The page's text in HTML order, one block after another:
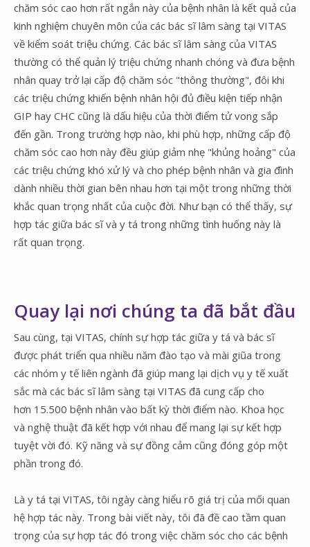
chăm sóc cao hơn rất ngắn này của bệnh nhân là kết quả của
kinh nghiệm chuyên môn của các bác sĩ lâm sàng tại VITAS
về kiểm soát triệu chứng. Các bác sĩ lâm sàng của VITAS
thường có thể quản lý triệu chứng nhanh chóng và đưa bệnh
nhân quay trở lại cấp độ chăm sóc "thông thường", đôi khi
các triệu chứng khiến bệnh nhân hội đủ điều kiện tiếp nhận
GIP hay CHC cũng là dấu hiệu của thời điểm tử vong sắp
đến gần. Trong trường hợp nào, khi phù hợp, những cấp độ
chăm sóc cao hơn này đều giúp giảm nhẹ "khủng hoảng" của
các triệu chứng khó xử lý và cho phép bệnh nhân và gia đình
dành nhiều thời gian bên nhau hơn tại một trong những thời
khắc quan trọng nhất của cuộc đời. Như bạn có thể thấy, sự
hợp tác giữa bác sĩ và y tá trong những tình huống này là
rất quan trọng.
Quay lại nơi chúng ta đã bắt đầu
Sau cùng, tại VITAS, chính sự hợp tác giữa y tá và bác sĩ
được phát triển qua nhiều năm đào tạo và mài giũa trong
các nhóm y tế liên ngành đã giúp mang lại dịch vụ y tế xuất
sắc mà các bác sĩ lâm sàng tại VITAS đã cung cấp cho
hơn 15.500 bệnh nhân vào bất kỳ thời điểm nào. Khoa học
và nghệ thuật đã kết hợp với nhau để mang lại sự kết hợp
tuyệt vời đó. Kỹ năng và sự đồng cảm cũng đóng góp một
phần trong đó.
Là y tá tại VITAS, tôi ngày càng hiểu rõ giá trị của mối quan
hệ hợp tác này. Trong bài viết này, tôi đã đề cao tầm quan
trọng của sự hợp tác đó trong việc chăm sóc cho các bệnh